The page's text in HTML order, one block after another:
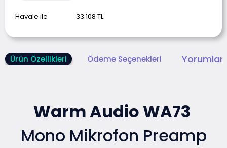
Havale ile 33.108 TL
Ürün Özellikleri Ödeme Seçenekleri
Warm Audio WA73
Mono Mikrofon Preamp